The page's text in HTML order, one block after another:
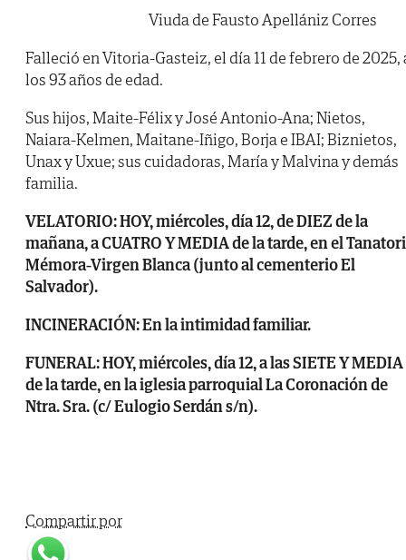
Viuda de Fausto Apellániz Corres
Falleció en Vitoria-Gasteiz, el día 11 de febrero de 2025,
los 93 años de edad.
Sus hijos, Maite-Félix y José Antonio-Ana; Nietos,
Naiara-Kelmen, Maitane-Iñigo, Borja e IBAI; Biznietos,
Unax y Uxue; sus cuidadoras, María y Malvina y demás
familia.
VELATORIO: HOY, miércoles, día 12, de DIEZ de la
mañana, a CUATRO Y MEDIA de la tarde, en el
Mémora-Virgen Blanca (junto al cementerio El
Salvador).
INCINERACIÓN: En la intimidad familiar.
FUNERAL: HOY, miércoles, día 12, a las SIETE Y MEDIA
de la tarde, en la iglesia parroquial La Coronación de
Ntra. Sra. (c/ Eulogio Serdán s/n).
Compartir por